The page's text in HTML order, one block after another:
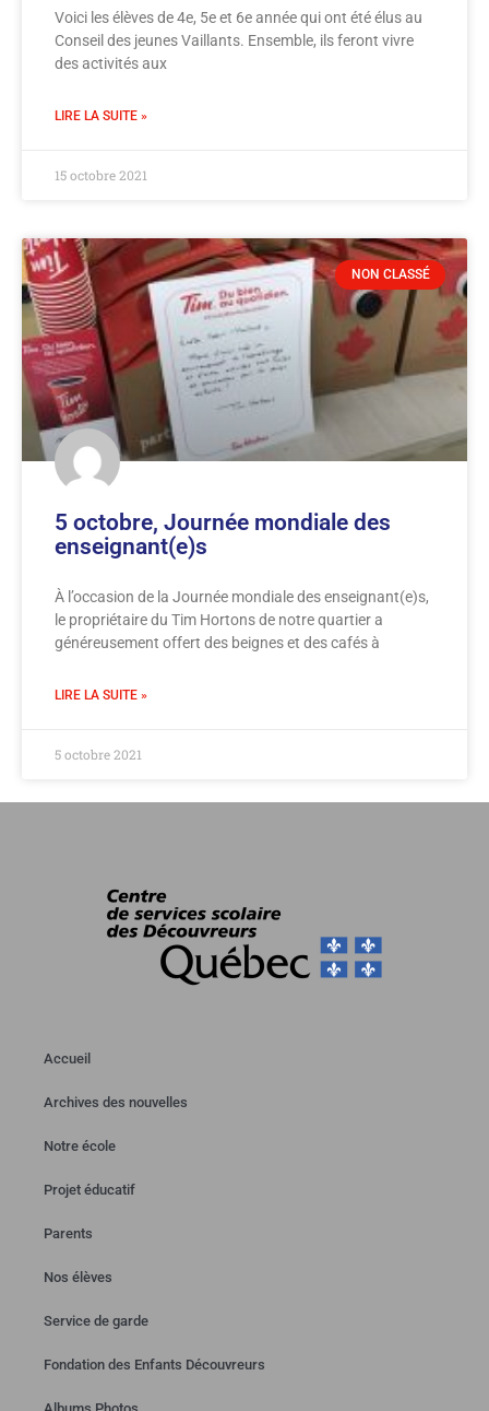
Voici les élèves de 4e, 5e et 6e année qui ont été élus au
Conseil des jeunes Vaillants. Ensemble, ils feront vivre
des activités aux
LIRE LA SUITE »
15 octobre 2021
NON CLASSÉ
5 octobre, Journée mondiale des
enseignant(e)s
À l’occasion de la Journée mondiale des enseignant(e)s,
le propriétaire du Tim Hortons de notre quartier a
généreusement offert des beignes et des cafés à
LIRE LA SUITE »
5 octobre 2021
Accueil
Archives des nouvelles
Notre école
Projet éducatif
Parents
Nos élèves
Service de garde
Fondation des Enfants Découvreurs